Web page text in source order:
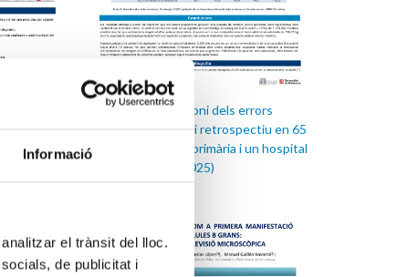
Informació
el trànsit del lloc.
de publicitat i
La petjada de carboni dels errors
preanalítics: estudi retrospectiu en 65
centres d’atenció primària i un hospital
comarcal (2022–2025)